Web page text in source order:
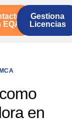
Gestiona
Licencias
en